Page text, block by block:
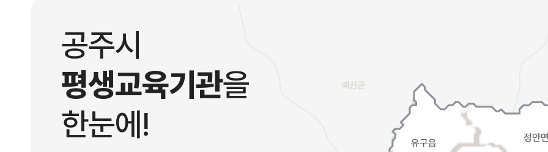
공주시
평생교육기관을
한눈에!